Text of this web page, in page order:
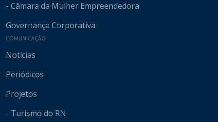
- Câmara da Mulher Empreendedora
Governança Corporativa
COMUNICAÇÃO
Notícias
Periódicos
Projetos
- Turismo do RN